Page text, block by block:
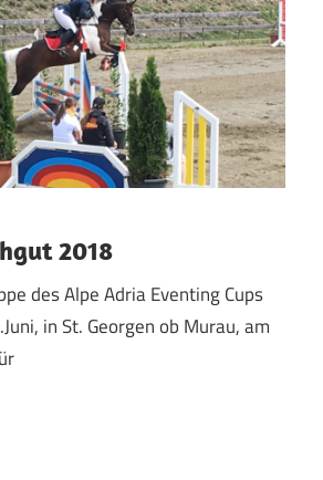
2018
des Alpe Adria Eventing Cups
in St. Georgen ob Murau, am